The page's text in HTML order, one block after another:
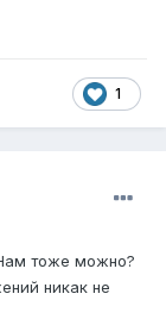
1
тоже можно?
никак не